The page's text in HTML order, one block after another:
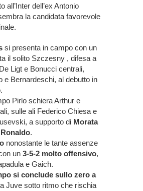
all’Inter dell’ex Antonio
la candidata favorevole
si presenta in campo con un
il solito Szczesny , difesa a
Ligt e Bonucci centrali,
e Bernardeschi, al debutto in
Pirlo schiera Arthur e
sulle ali Federico Chiesa e
a supporto di Morata
.
nonostante le tante assenze
un 3-5-2 molto offensivo,
e Gaich.
si conclude sullo zero a
Juve sotto ritmo che rischia